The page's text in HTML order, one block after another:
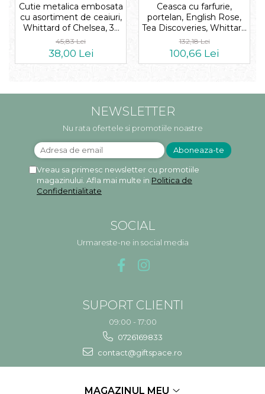
Cutie metalica embosata
cu asortiment de ceaiuri,
Whittard of Chelsea, 32
plicuri
45,83 Lei
38,00 Lei
Ceasca cu farfurie,
portelan, English Rose,
Tea Discoveries, Whittard
of Chelsea
132,18 Lei
100,66 Lei
NEWSLETTER
Nu rata ofertele si promotiile noastre
Vreau sa primesc newsletter cu promotiile
magazinului. Afla mai multe in Politica de
Confidentialitate
SOCIAL
Urmareste-ne in social media
SUPORT CLIENTI
09:00 - 17:00
0726169833
contact@giftspace.ro
MAGAZINUL MEU